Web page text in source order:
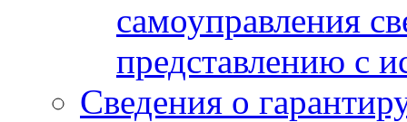
самоуправления
представлению с
Сведения о